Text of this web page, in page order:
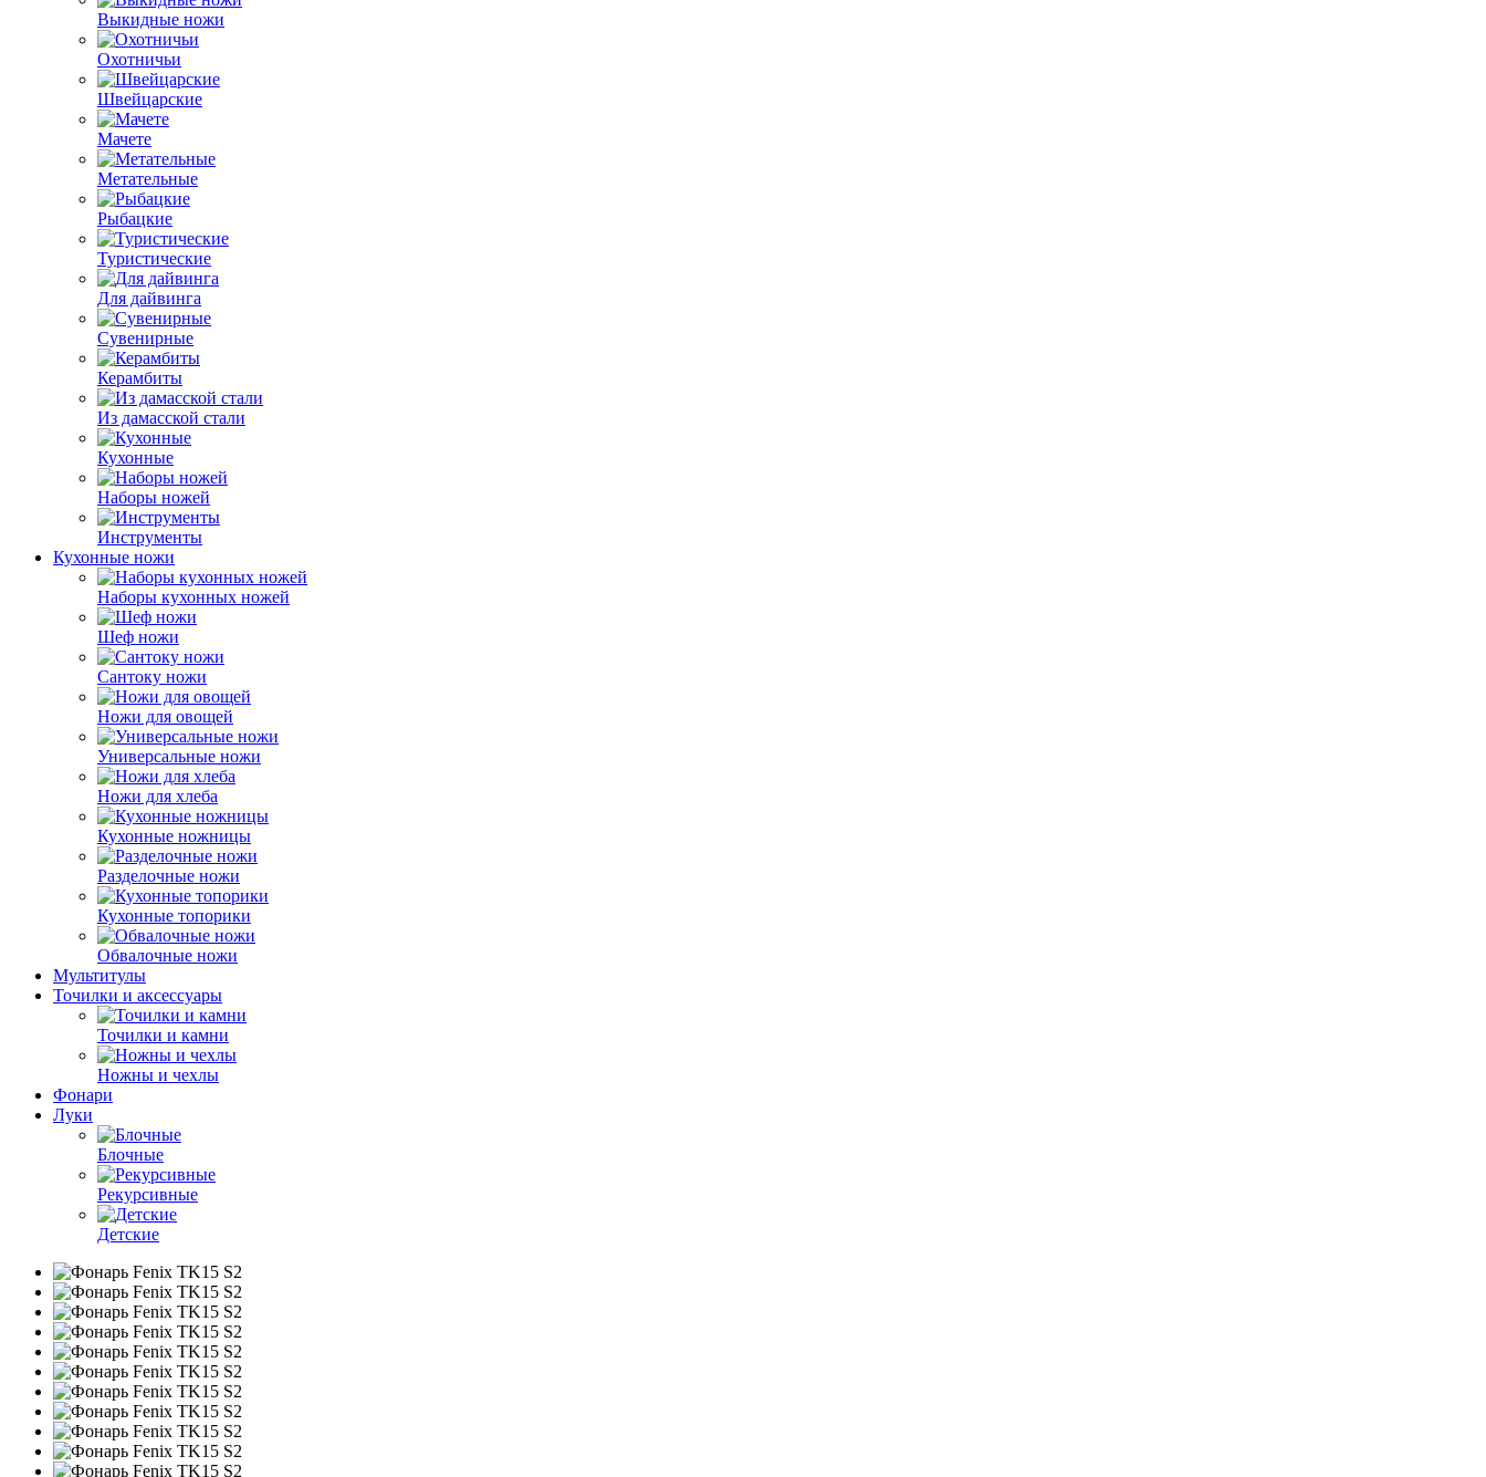
Выкидные ножи
Охотничьи
Швейцарские
Мачете
Метательные
Рыбацкие
Туристические
Для дайвинга
Сувенирные
Керамбиты
Из дамасской стали
Кухонные
Наборы ножей
Инструменты
Кухонные ножи
Наборы кухонных ножей
Шеф ножи
Сантоку ножи
Ножи для овощей
Универсальные ножи
Ножи для хлеба
Кухонные ножницы
Разделочные ножи
Кухонные топорики
Обвалочные ножи
Мультитулы
Точилки и аксессуары
Точилки и камни
Ножны и чехлы
Фонари
Луки
Блочные
Рекурсивные
Детские